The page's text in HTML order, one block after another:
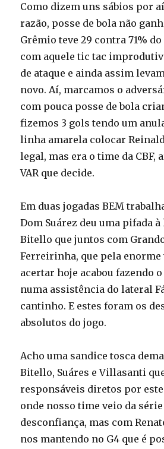
Como dizem uns sábios por
razão, posse de bola não
Grêmio teve 29 contra 71%
com aquele tic tac
de ataque e ainda assim
novo. Aí, marcamos o
com pouca posse de bola
fizemos 3 gols tendo um
linha amarela colocar
legal, mas era o time da CBF,
VAR que decide.
Em duas jogadas BEM
Dom Suárez deu uma pifada
Bitello que juntos com
Ferreirinha, que pela enorme
acertar hoje acabou fazendo
numa assistência do lateral
cantinho. E estes foram os
absolutos do jogo.
Acho uma sandice tosca
Bitello, Suáres e Villasanti
responsáveis diretos por este
onde nosso time veio da
desconfiança, mas com
nos mantendo no G4 que é